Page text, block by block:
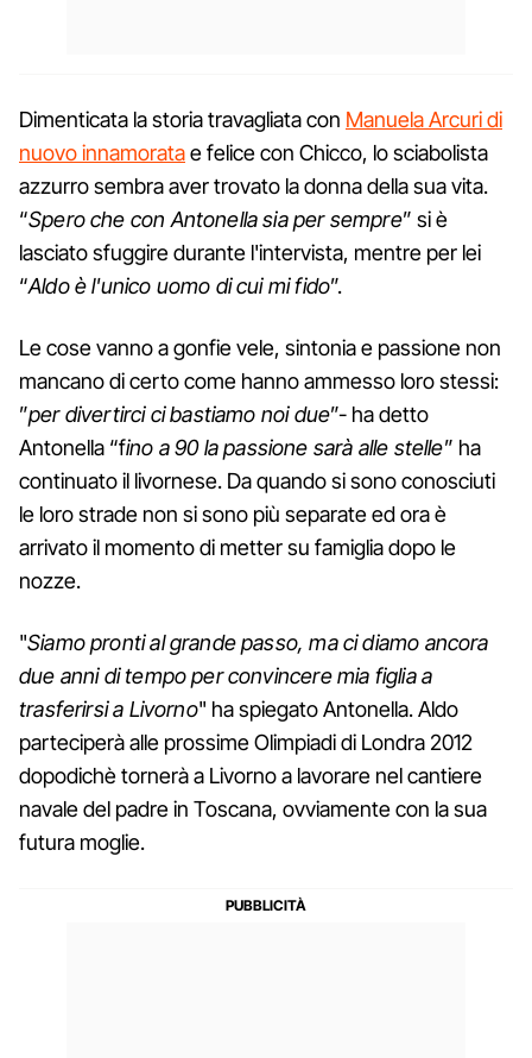
Dimenticata la storia travagliata con Manuela Arcuri di
nuovo innamoratae felice con Chicco, lo sciabolista
azzurro sembra aver trovato la donna della sua vita.
“Spero che con Antonella sia per sempre” si è
lasciato sfuggire durante l'intervista, mentre per lei
“Aldo è l'unico uomo di cui mi fido”.
Le cose vanno a gonfie vele, sintonia e passione non
mancano di certo come hanno ammesso loro stessi:
”per divertirci ci bastiamo noi due”- ha detto
Antonella “fino a 90 la passione sarà alle stelle” ha
continuato il livornese. Da quando si sono conosciuti
le loro strade non si sono più separate ed ora è
arrivato il momento di metter su famiglia dopo le
nozze.
"Siamo pronti al grande passo, ma ci diamo ancora
due anni di tempo per convincere mia figlia a
trasferirsi a Livorno" ha spiegato Antonella. Aldo
parteciperà alle prossime Olimpiadi di Londra 2012
dopodichè tornerà a Livorno a lavorare nel cantiere
navale del padre in Toscana, ovviamente con la sua
futura moglie.